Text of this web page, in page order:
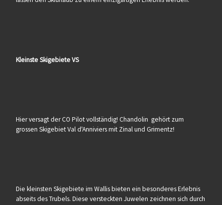
Kleinste Skigebiete VS
Hier versagt der CO Pilot vollständig! Chandolin gehört zum
grossen Skigebiet Val d'Anniviers mit Zinal und Grimentz!
Die kleinsten Skigebiete im Wallis bieten ein besonderes Erlebnis
abseits des Trubels. Diese versteckten Juwelen zeichnen sich durch